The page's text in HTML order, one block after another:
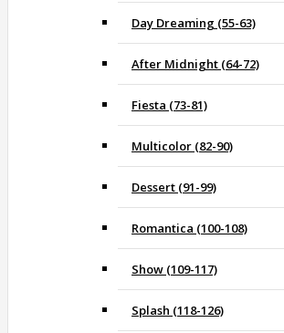
Day Dreaming (55-63)
After Midnight (64-72)
Fiesta (73-81)
Multicolor (82-90)
Dessert (91-99)
Romantica (100-108)
Show (109-117)
Splash (118-126)